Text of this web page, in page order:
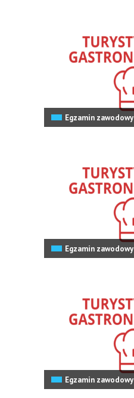
Egzamin zawodowy
Egzamin zawodowy
Egzamin zawodowy